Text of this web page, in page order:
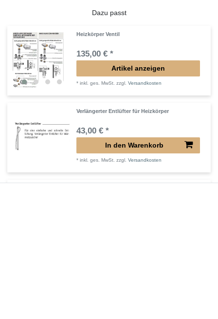
Dazu passt
Heizkörper Ventil
135,00 € *
Artikel anzeigen
*inkl. ges. MwSt. zzgl.Versandkosten
Verlängerter Entlüfter für Heizkörper
43,00 € *
In den Warenkorb
*inkl. ges. MwSt. zzgl.Versandkosten